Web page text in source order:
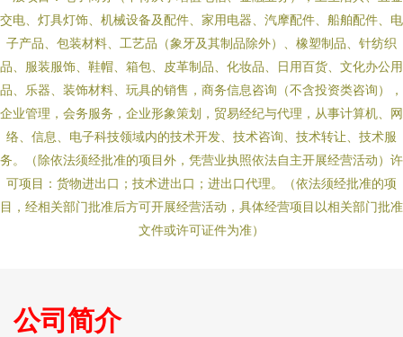
交电、灯具灯饰、机械设备及配件、家用电器、汽摩配件、船舶配件、电
子产品、包装材料、工艺品（象牙及其制品除外）、橡塑制品、针纺织
品、服装服饰、鞋帽、箱包、皮革制品、化妆品、日用百货、文化办公用
品、乐器、装饰材料、玩具的销售，商务信息咨询（不含投资类咨询），
企业管理，会务服务，企业形象策划，贸易经纪与代理，从事计算机、网
络、信息、电子科技领域内的技术开发、技术咨询、技术转让、技术服
务。（除依法须经批准的项目外，凭营业执照依法自主开展经营活动）许
可项目：货物进出口；技术进出口；进出口代理。（依法须经批准的项
目，经相关部门批准后方可开展经营活动，具体经营项目以相关部门批准
文件或许可证件为准）
公司简介